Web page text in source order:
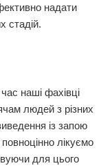
надати
стадій.
наші фахівці
людей з різних
із запою
лікуємо
для цього